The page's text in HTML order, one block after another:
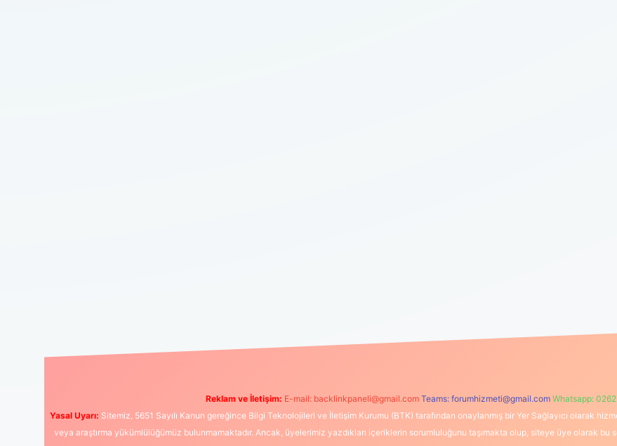
Reklam ve İletişim: E-mail: backlinkpaneli@gmail.com Teams: forumhizmeti@gmail.com Whatsapp:
Yasal Uyarı: Sitemiz, 5651 Sayılı Kanun gereğince Bilgi Teknolojileri ve İletişim Kurumu (BTK) tarafından onaylanmış bir Yer Sağlayıcı olarak
veya araştırma yükümlülüğümüz bulunmamaktadır. Ancak, üyelerimiz yazdıkları içeriklerin sorumluluğunu taşımakta olup, siteye üye olarak bu